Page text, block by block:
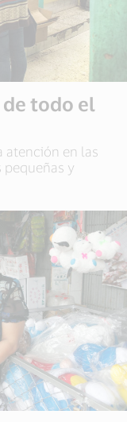
de todo el
atención en las
pequeñas y